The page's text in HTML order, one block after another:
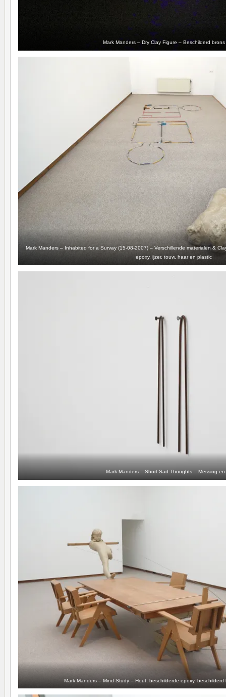
Mark Manders – Dry Clay Figure – Beschilderd
Mark Manders – Inhabited for a Survay (15-08-2007) – Verschillende materialen &
epoxy, ijzer, touw, haar en plastic
Mark Manders – Short Sad Thoughts – Messing
Mark Manders – Mind Study – Hout, beschilderde epoxy, beschilderd